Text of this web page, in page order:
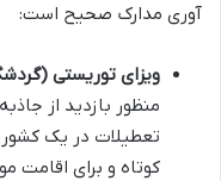
آوری مدارک صحیح است:
ویزای توریستی
منظور بازدید از
تعطیلات در یک
کوتاه و برای اقامت